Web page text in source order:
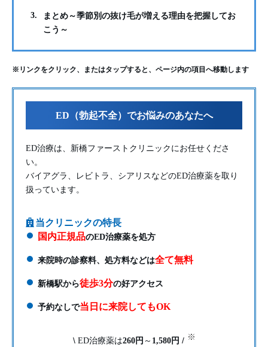
3.
まとめ～季節別の抜け毛が増える理由を把握してお
こう～
※リンクをクリック、またはタップすると、ページ内の項目へ移動します
ED（勃起不全）でお悩みのあなたへ
ED治療は、新橋ファーストクリニックにお任せくださ
い。
バイアグラ、レビトラ、シアリスなどのED治療薬を取り
扱っています。
当クリニックの特長
国内正規品のED治療薬を処方
来院時の診察料、処方料などは全て無料
新橋駅から徒歩3分の好アクセス
予約なしで当日に来院してもOK
\ED治療薬は260円 ～ 1,580円 / ※